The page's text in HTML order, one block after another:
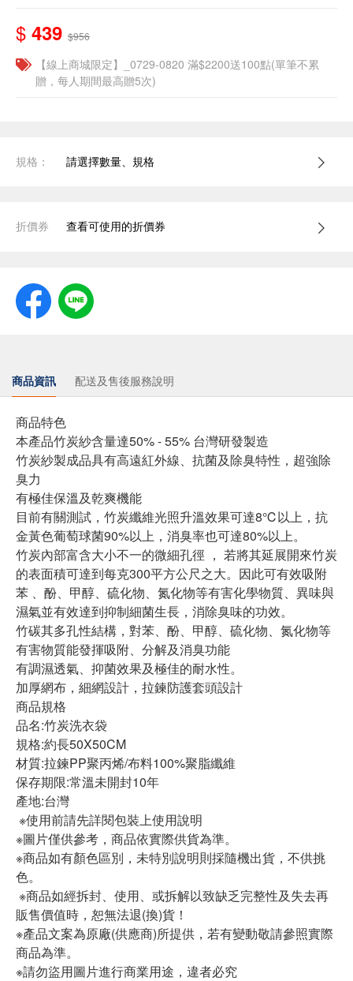
$ 439 $956
【線上商城限定】_0729-0820 滿$2200送100點(單筆不累
贈，每人期間最高贈5次)
規格： 請選擇數量、規格
折價券 查看可使用的折價券
商品資訊 配送及售後服務說明
商品特色
本產品竹炭紗含量達50% - 55% 台灣研發製造
竹炭紗製成品具有高遠紅外線、抗菌及除臭特性，超強除
臭力
有極佳保溫及乾爽機能
目前有關測試，竹炭纖維光照升溫效果可達8℃以上，抗
金黃色葡萄球菌90%以上，消臭率也可達80%以上。
竹炭內部富含大小不一的微細孔徑 ， 若將其延展開來竹炭
的表面積可達到每克300平方公尺之大。因此可有效吸附
苯 、酚、甲醇、硫化物、氮化物等有害化學物質、異味與
濕氣並有效達到抑制細菌生長，消除臭味的功效。
竹碳其多孔性結構，對苯、酚、甲醇、硫化物、氮化物等
有害物質能發揮吸附、分解及消臭功能
有調濕透氣、抑菌效果及極佳的耐水性。
加厚網布，細網設計，拉鍊防護套頭設計
商品規格
品名:竹炭洗衣袋
規格:約長50X50CM
材質:拉鍊PP聚丙烯/布料100%聚脂纖維
保存期限:常溫未開封10年
產地:台灣
※使用前請先詳閱包裝上使用說明
※圖片僅供參考，商品依實際供貨為準。
※商品如有顏色區別，未特別說明則採隨機出貨，不供挑
色。
※商品如經拆封、使用、或拆解以致缺乏完整性及失去再
販售價值時，恕無法退(換)貨！
※產品文案為原廠(供應商)所提供，若有變動敬請參照實際
商品為準。
※請勿盜用圖片進行商業用途，違者必究